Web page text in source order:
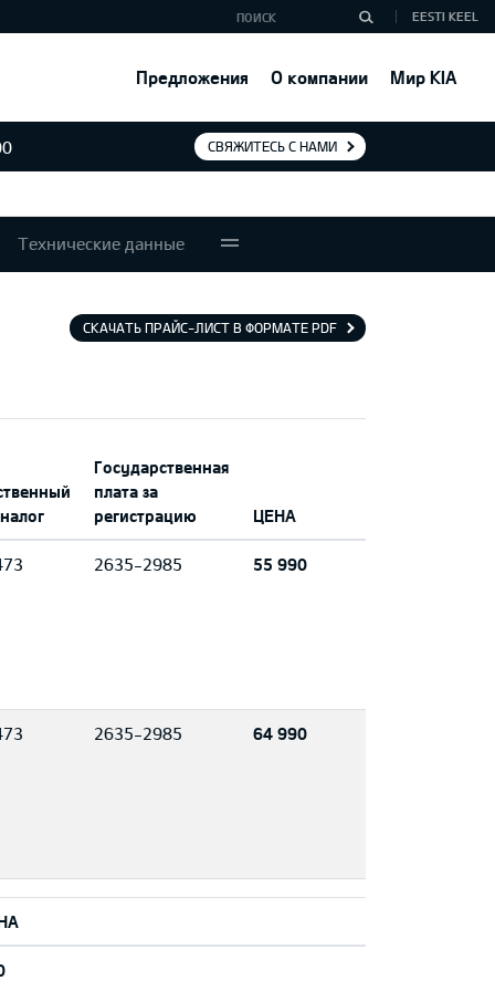
Предложения О компании Мир KIA
EESTI KEEL
СВЯЖИТЕСЬ С НАМИ
Технические данные
СКАЧАТЬ ПРАЙС-ЛИСТ В ФОРМАТЕ PDF
Государственная
плата за
регистрацию
ЦЕНА
2635-2985 55 990
2635-2985 64 990